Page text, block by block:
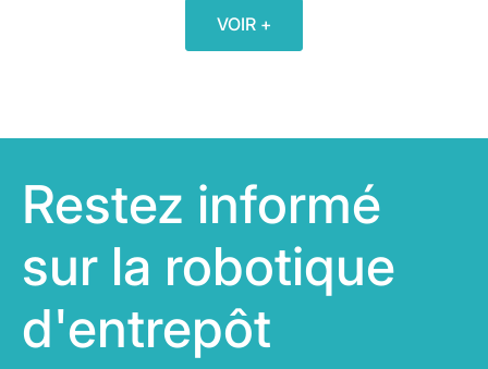
VOIR +
Restez informé
sur la robotique
d'entrepôt